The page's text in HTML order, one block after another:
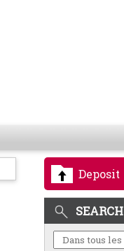
Deposit
SEARCH